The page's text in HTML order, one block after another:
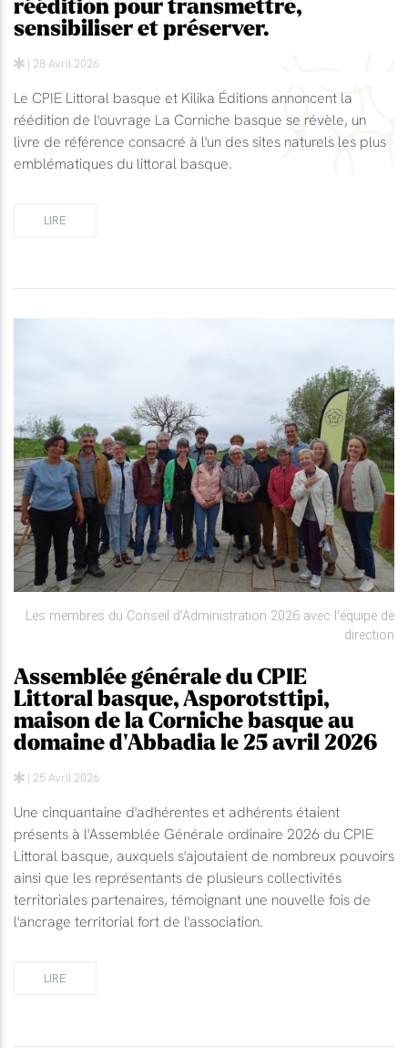
réédition pour transmettre,
sensibiliser et préserver.
| 28 Avril 2026
Le CPIE Littoral basque et Kilika Éditions annoncent la
réédition de l'ouvrage La Corniche basque se révèle, un
livre de référence consacré à l'un des sites naturels les plus
emblématiques du littoral basque.
LIRE
Les membres du Conseil d'Administration 2026 avec l'équipe de
direction
Assemblée générale du CPIE
Littoral basque, Asporotsttipi,
maison de la Corniche basque au
domaine d'Abbadia le 25 avril 2026
| 25 Avril 2026
Une cinquantaine d'adhérentes et adhérents étaient
présents à l'Assemblée Générale ordinaire 2026 du CPIE
Littoral basque, auxquels s'ajoutaient de nombreux pouvoirs
ainsi que les représentants de plusieurs collectivités
territoriales partenaires, témoignant une nouvelle fois de
l'ancrage territorial fort de l'association.
LIRE